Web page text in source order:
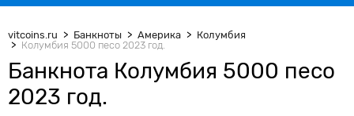
vitcoins.ru Банкноты Америка
Колумбия
Колумбия 5000 песо 2023 год.
Банкнота Колумбия 5000 песо
2023 год.